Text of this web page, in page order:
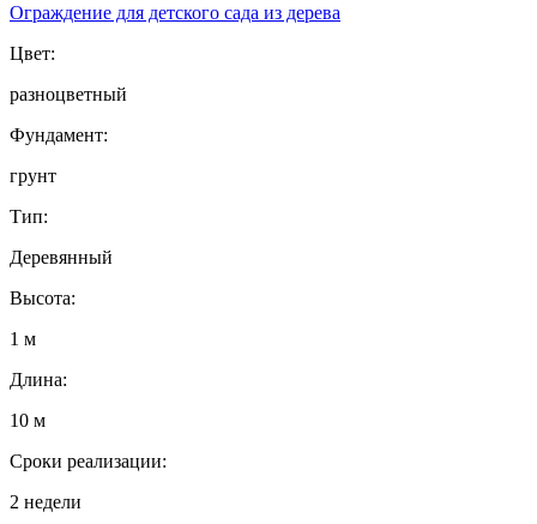
Ограждение для детского сада из дерева
Цвет:
разноцветный
Фундамент:
грунт
Тип:
Деревянный
Высота:
1 м
Длина:
10 м
Сроки реализации:
2 недели